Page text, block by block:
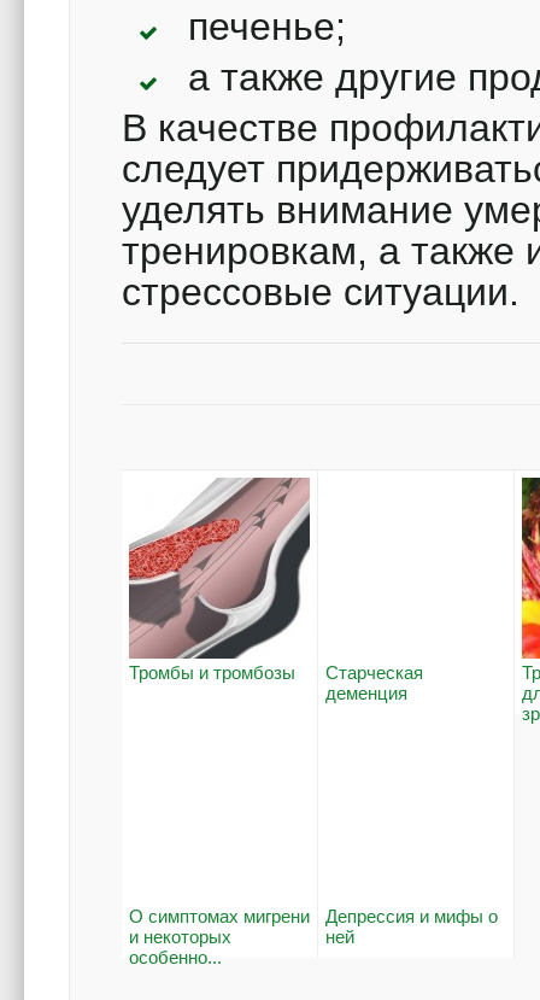
печенье;
а также другие
В качестве
следует
уделять внимание
тренировкам, а также
стрессовые ситуации.
Тромбы и тромбозы
Старческая
деменция
О симптомах мигрени
и некоторых
особенно...
Депрессия и мифы о
ней